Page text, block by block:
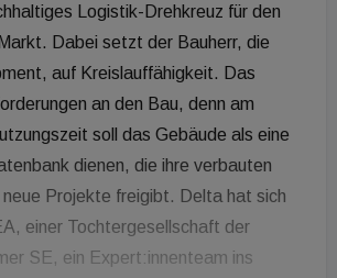
Logistik-Drehkreuz für den
Dabei setzt der Bauherr, die
auf Kreislauffähigkeit. Das
an den Bau, denn am
soll das Gebäude als eine
dienen, die ihre verbauten
neue Projekte freigibt. Delta hat sich
einer Tochtergesellschaft der
SE, ein Expert:innenteam ins